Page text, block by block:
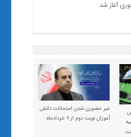
آغاز شد
غیر حضوری شدن امتحانات دانش
آموزان نوبت دوم از ۹ خردادماه